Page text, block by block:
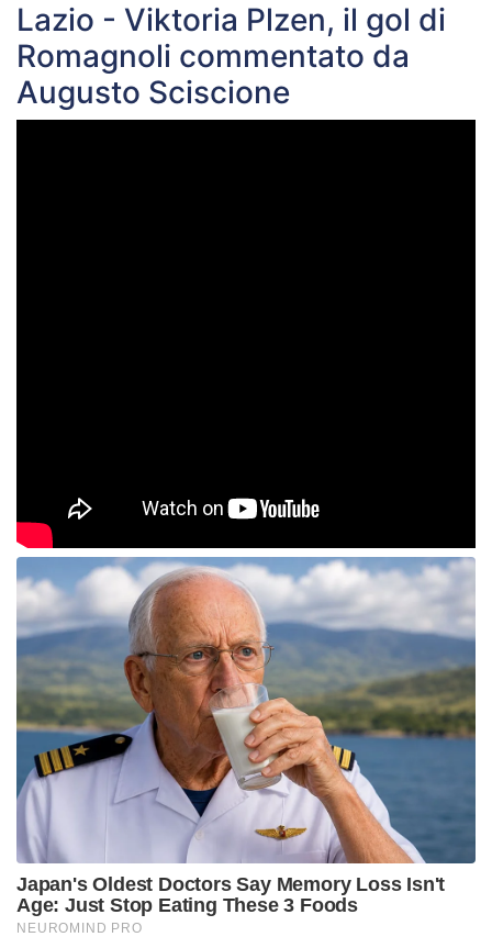
Lazio - Viktoria Plzen, il gol di
Romagnoli commentato da
Augusto Sciscione